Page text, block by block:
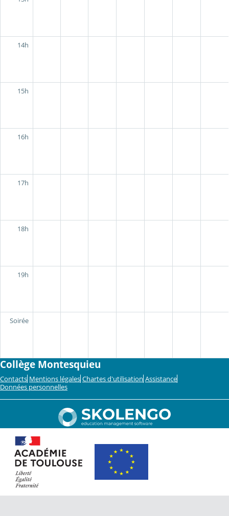
14h
15h
16h
17h
18h
19h
Soirée
Collège Montesquieu
Contacts Mentions légales Chartes d'utilisation Assistance
Données personnelles